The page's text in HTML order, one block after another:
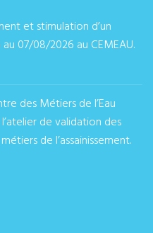
et stimulation d’un
07/08/2026 au CEMEAU.
des Métiers de l’Eau
l’atelier de validation des
de l’assainissement.